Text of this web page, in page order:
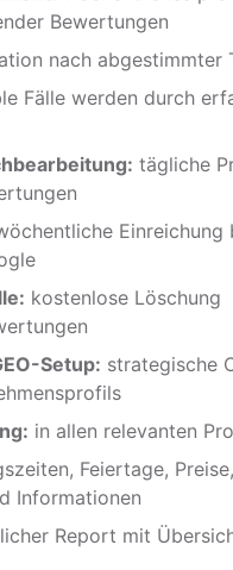
Bewertungen
nach abgestimmter
Fälle werden durch
tägliche
Einreichung
kostenlose Löschung
Setup: strategische
in allen relevanten
Feiertage, Preise,
Informationen
Report mit